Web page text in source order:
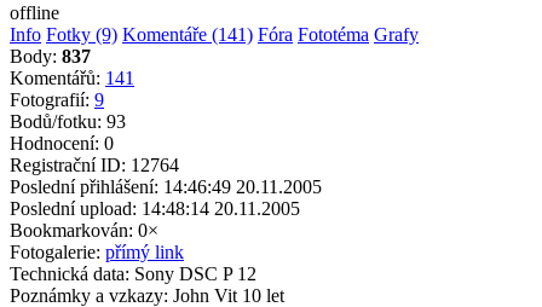
offline
Info Fotky (9) Komentáře (141) Fóra Fototéma Grafy
Body: 837
Komentářů: 141
Fotografií: 9
Bodů/fotku: 93
Hodnocení: 0
Registrační ID: 12764
Poslední přihlášení: 14:46:49 20.11.2005
Poslední upload: 14:48:14 20.11.2005
Bookmarkován: 0×
Fotogalerie: přímý link
Technická data: Sony DSC P 12
Poznámky a vzkazy: John Vit 10 let